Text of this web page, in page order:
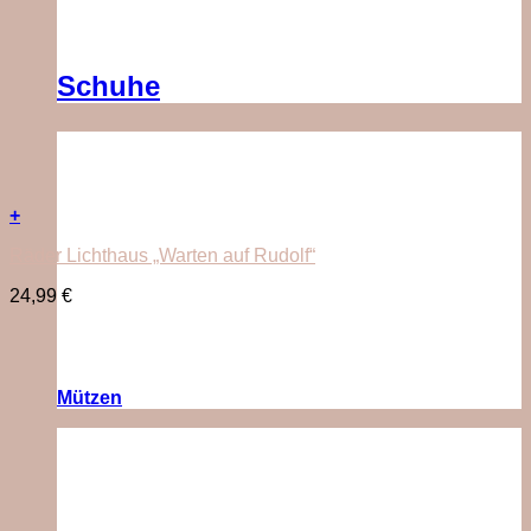
Schuhe
Mützen
+
Räder Lichthaus „Warten auf Rudolf“
24,99 €